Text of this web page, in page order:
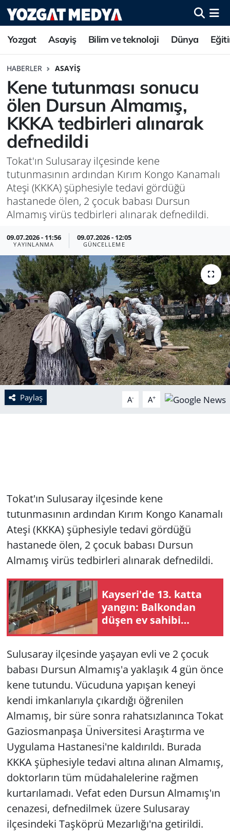
Yozgat Asayiş Bilim ve teknoloji Dünya
HABERLER ASAYIŞ
Kene tutunması sonucu
ölen Dursun Almamış,
KKKA tedbirleri alınarak
defnedildi
Tokat'ın Sulusaray ilçesinde kene
tutunmasının ardından Kırım Kongo Kanamalı
Ateşi (KKKA) şüphesiyle tedavi gördüğü
hastanede ölen, 2 çocuk babası Dursun
Almamış virüs tedbirleri alınarak defnedildi.
09.07.2026 - 11:56
YAYINLANMA
09.07.2026 - 12:05
GÜNCELLEME
Paylaş A- A+
Tokat'ın Sulusaray ilçesinde kene
tutunmasının ardından Kırım Kongo Kanamalı
Ateşi (KKKA) şüphesiyle tedavi gördüğü
hastanede ölen, 2 çocuk babası Dursun
Almamış virüs tedbirleri alınarak defnedildi.
Kayseri'de 13. katta
yangın: Balkondan
düşen ev sahibi
hayatını kaybetti
Sulusaray ilçesinde yaşayan evli ve 2 çocuk
babası Dursun Almamış'a yaklaşık 4 gün önce
kene tutundu. Vücuduna yapışan keneyi
kendi imkanlarıyla çıkardığı öğrenilen
Almamış, bir süre sonra rahatsızlanınca Tokat
Gaziosmanpaşa Üniversitesi Araştırma ve
Uygulama Hastanesi'ne kaldırıldı. Burada
KKKA şüphesiyle tedavi altına alınan Almamış,
doktorların tüm müdahalelerine rağmen
kurtarılamadı. Vefat eden Dursun Almamış'ın
cenazesi, defnedilmek üzere Sulusaray
ilçesindeki Taşköprü Mezarlığı'na getirildi.